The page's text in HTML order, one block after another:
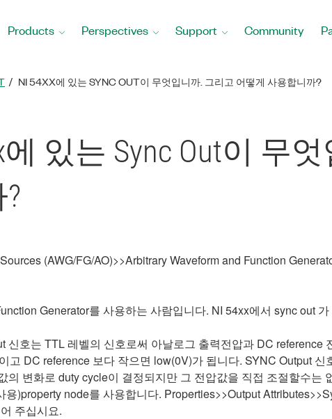
Products Perspectives Support Community
NI 54XX에 있는 SYNC OUT이 무엇입니까. 그리고 어떻게 사용합니까?
에 있는 Sync Out이 무
(AWG/FG/AO)>>Arbitrary Waveform and Function
Generator를 사용하는 사람입니다. NI 54xx에서 sync out
신호는 TTL 레벨의 신호로써 아날로그 출력전압과 DC
고 DC reference 보다 작으면 low(0V)가 됩니다. SYNC Output
의 변화로 duty cycle이 결정되지만 그 전압값을 직접 조절할수
용)property node를 사용합니다. Properties>>Output
주십시요.